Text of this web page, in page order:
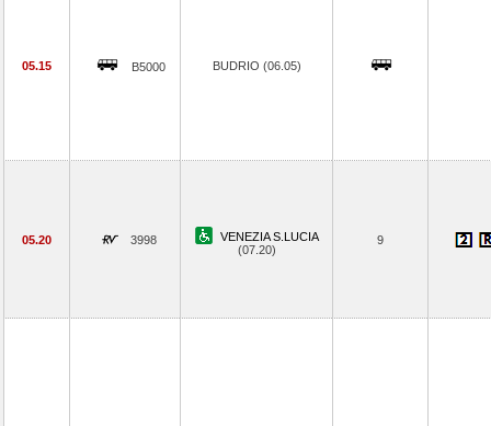
05.15 B5000 BUDRIO (06.05)
05.20 3998
VENEZIA S.LUCIA
(07.20)
9